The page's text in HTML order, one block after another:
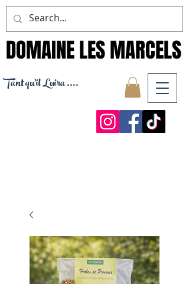
DOMAINE LES MARCELS
DOMAINE LES MARCELS
Tant qu'il Luira ....